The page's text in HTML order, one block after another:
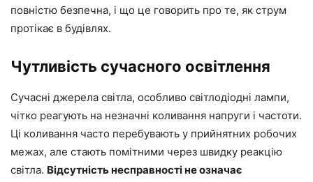
повністю безпечна, і що це говорить про те, як струм
протікає в будівлях.
Чутливість сучасного освітлення
Сучасні джерела світла, особливо світлодіодні лампи,
чітко реагують на незначні коливання напруги і частоти.
Ці коливання часто перебувають у прийнятних робочих
межах, але стають помітними через швидку реакцію
світла. Відсутність несправності не означає